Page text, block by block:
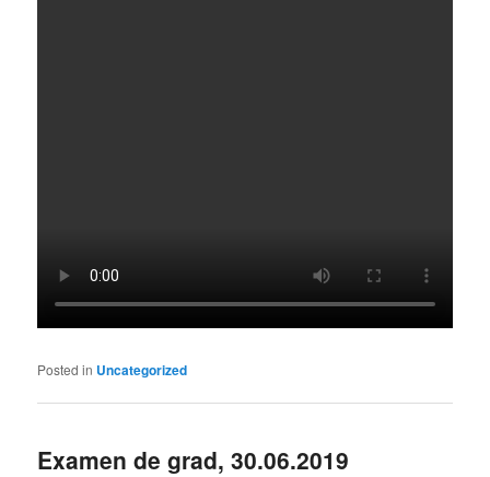
Posted in Uncategorized
Examen de grad, 30.06.2019